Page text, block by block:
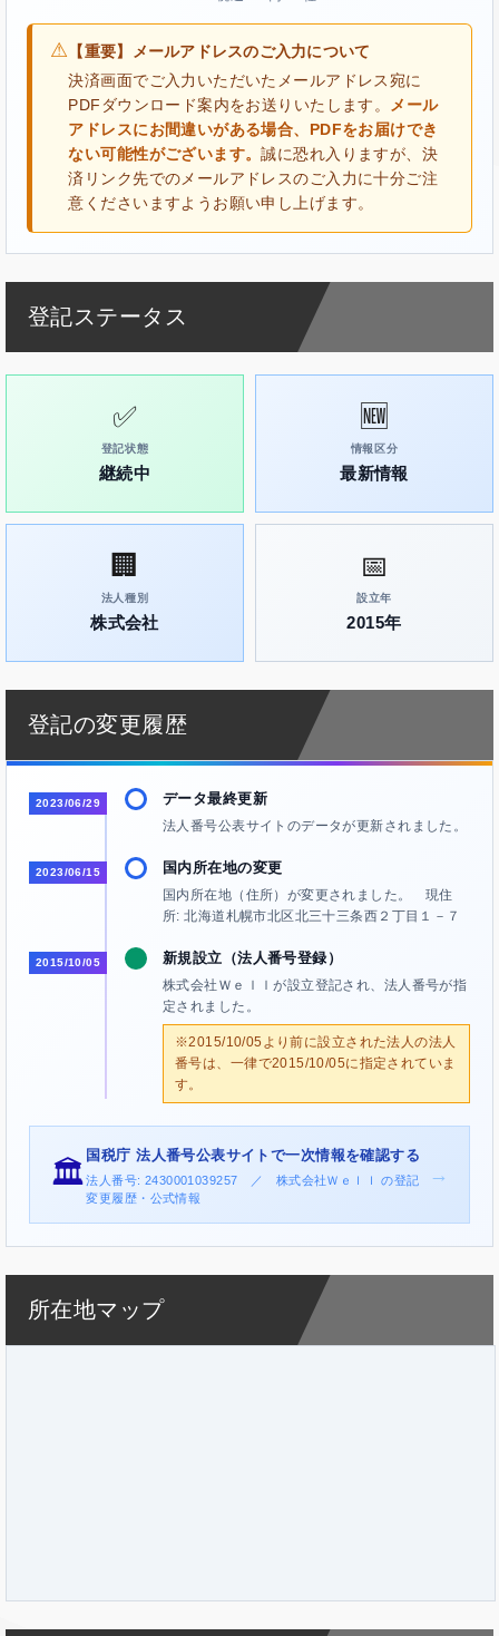
⚠ 【重要】メールアドレスのご入力について
決済画面でご入力いただいたメールアドレス宛に
PDFダウンロード案内をお送りいたします。
メール
アドレスにお間違いがある場合、PDFをお届けでき
ない可能性がございます。誠に恐れ入りますが、決
済リンク先でのメールアドレスのご入力に十分ご注
意くださいますようお願い申し上げます。
登記ステータス
✅
登記状態
継続中
🆕
情報区分
最新情報
🏢
法人種別
株式会社
📅
設立年
2015年
登記の変更履歴
2023/06/29 データ最終更新
法人番号公表サイトのデータが更新されました。
2023/06/15 国内所在地の変更
国内所在地（住所）が変更されました。 現住
所: 北海道札幌市北区北三十三条西２丁目１－７
2015/10/05 新規設立（法人番号登録）
株式会社Ｗｅｌｌが設立登記され、法人番号が指
定されました。
※2015/10/05より前に設立された法人の法人
番号は、一律で2015/10/05に指定されていま
す。
🏛️
国税庁 法人番号公表サイトで一次情報を確認する
法人番号: 2430001039257 ／ 株式会社Ｗｅｌｌ の登記
変更履歴・公式情報
→
所在地マップ